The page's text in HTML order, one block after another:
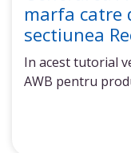
marfa catre
sectiunea
In acest tutorial
AWB pentru